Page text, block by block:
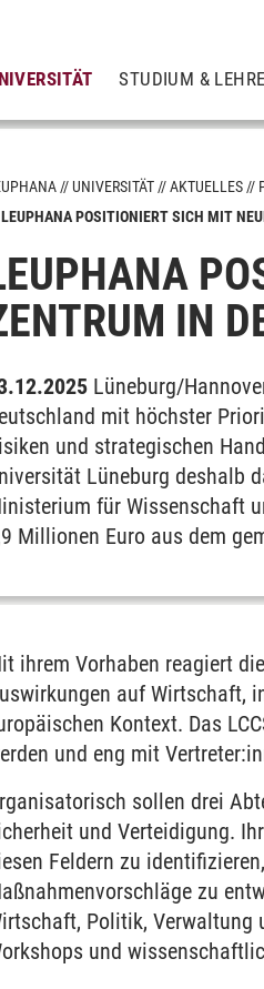
STUDIUM & LEHRE
Aktuelles
Amtsblatt / Gazette
Entwicklung
Diverse Universität
Organisation
Nachhaltige Universität
Jobs und Karriere
Ausschreibungen
Campus
Lageplan & Anfahrt
UNIVERSITÄT AKTUELLES
LEUPHANA POSITIONIERT SICH MIT
IN
Lüneburg/
mit höchster
und strategischen
Lüneburg deshalb
für Wissenschaft
Millionen Euro aus dem
ihrem Vorhaben reagiert
auf Wirtschaft,
Kontext. Das
und eng mit
sollen drei
und Verteidigung.
Feldern zu
zu
Politik, Verwaltung
und